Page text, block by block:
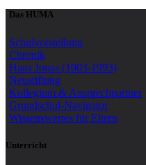
Das HUMA
Schulvorstellung
Chronik
Hans Jonas (1903-1993)
Neustiftung
Kollegium & Ansprechpartner
Grundschul-Navigator
Wissenswertes für Eltern
Unterricht